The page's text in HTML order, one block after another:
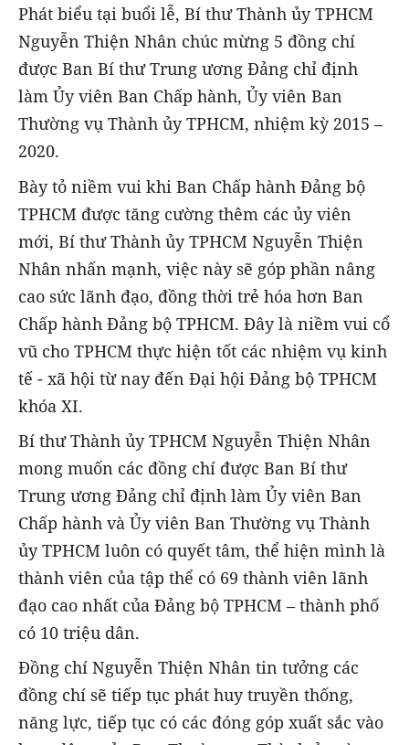
Phát biểu tại buổi lễ, Bí thư Thành ủy TPHCM
Nguyễn Thiện Nhân chúc mừng 5 đồng chí
được Ban Bí thư Trung ương Đảng chỉ định
làm Ủy viên Ban Chấp hành, Ủy viên Ban
Thường vụ Thành ủy TPHCM, nhiệm kỳ 2015 –
2020.
Bày tỏ niềm vui khi Ban Chấp hành Đảng bộ
TPHCM được tăng cường thêm các ủy viên
mới, Bí thư Thành ủy TPHCM Nguyễn Thiện
Nhân nhấn mạnh, việc này sẽ góp phần nâng
cao sức lãnh đạo, đồng thời trẻ hóa hơn Ban
Chấp hành Đảng bộ TPHCM. Đây là niềm vui cổ
vũ cho TPHCM thực hiện tốt các nhiệm vụ kinh
tế - xã hội từ nay đến Đại hội Đảng bộ TPHCM
khóa XI.
Bí thư Thành ủy TPHCM Nguyễn Thiện Nhân
mong muốn các đồng chí được Ban Bí thư
Trung ương Đảng chỉ định làm Ủy viên Ban
Chấp hành và Ủy viên Ban Thường vụ Thành
ủy TPHCM luôn có quyết tâm, thể hiện mình là
thành viên của tập thể có 69 thành viên lãnh
đạo cao nhất của Đảng bộ TPHCM – thành phố
có 10 triệu dân.
Đồng chí Nguyễn Thiện Nhân tin tưởng các
đồng chí sẽ tiếp tục phát huy truyền thống,
năng lực, tiếp tục có các đóng góp xuất sắc vào